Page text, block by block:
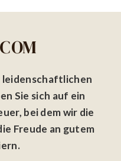
leidenschaftlichen
Sie sich auf ein
bei dem wir die
Freude an gutem